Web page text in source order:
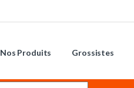
Nos Produits Grossistes